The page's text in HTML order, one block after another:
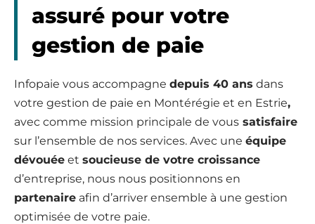
assuré pour votre
gestion de paie
Infopaie vous accompagne depuis 40 ans dans
votre gestion de paie en Montérégie et en Estrie,
avec comme mission principale de vous satisfaire
sur l’ensemble de nos services. Avec une équipe
dévouée et soucieuse de votre croissance
d’entreprise, nous nous positionnons en
partenaire afin d’arriver ensemble à une gestion
optimisée de votre paie.